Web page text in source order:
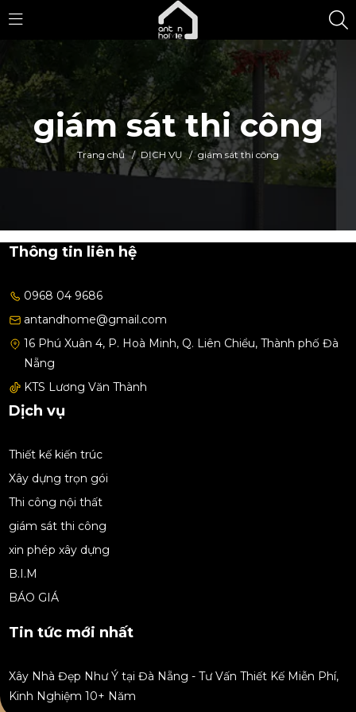
giám sát thi công
Trang chủ / DỊCH VỤ / giám sát thi công
Thông tin liên hệ
0968 04 9686
antandhome@gmail.com
16 Phú Xuân 4, P. Hoà Minh, Q. Liên Chiểu, Thành phố Đà
Nẵng
KTS Lương Văn Thành
Dịch vụ
Thiết kế kiến trúc
Xây dựng trọn gói
Thi công nội thất
giám sát thi công
xin phép xây dựng
B.I.M
BÁO GIÁ
Tin tức mới nhất
Xây Nhà Đẹp Như Ý tại Đà Nẵng - Tư Vấn Thiết Kế Miễn Phí,
Kinh Nghiệm 10+ Năm